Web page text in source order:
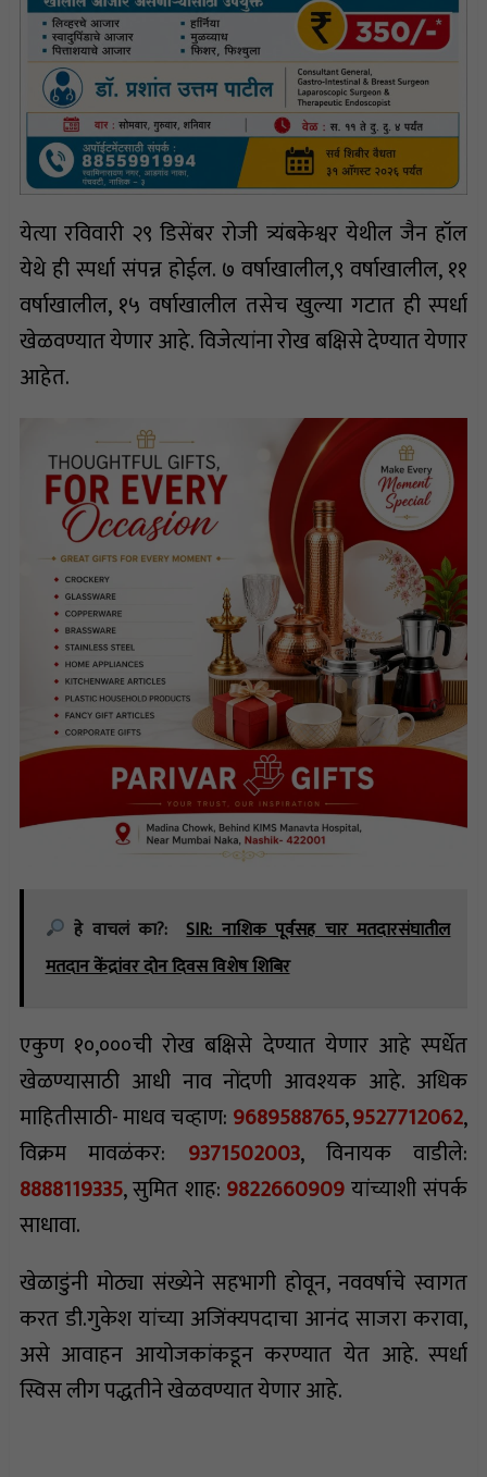
येत्या रविवारी २९ डिसेंबर रोजी त्र्यंबकेश्वर येथील जैन हॉल
येथे ही स्पर्धा संपन्न होईल. ७ वर्षाखालील,९ वर्षाखालील, ११
वर्षाखालील, १५ वर्षाखालील तसेच खुल्या गटात ही स्पर्धा
खेळवण्यात येणार आहे. विजेत्यांना रोख बक्षिसे देण्यात येणार
आहेत.
हे वाचलं का?:
SIR: नाशिक पूर्वसह चार मतदारसंघातील
मतदान केंद्रांवर दोन दिवस विशेष शिबिर
एकुण १०,०००ची रोख बक्षिसे देण्यात येणार आहे स्पर्धेत
खेळण्यासाठी आधी नाव नोंदणी आवश्यक आहे. अधिक
माहितीसाठी- माधव चव्हाण: 9689588765,9527712062,
विक्रम मावळंकर: 9371502003, विनायक वाडीले:
8888119335, सुमित शाह: 9822660909यांच्याशी संपर्क
साधावा.
खेळाडुंनी मोठ्या संख्येने सहभागी होवून, नववर्षाचे स्वागत
करत डी.गुकेश यांच्या अजिंक्यपदाचा आनंद साजरा करावा,
असे आवाहन आयोजकांकडून करण्यात येत आहे. स्पर्धा
स्विस लीग पद्धतीने खेळवण्यात येणार आहे.